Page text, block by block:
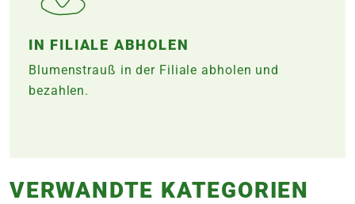
IN FILIALE ABHOLEN
Blumenstrauß in der Filiale abholen und
bezahlen.
VERWANDTE KATEGORIEN